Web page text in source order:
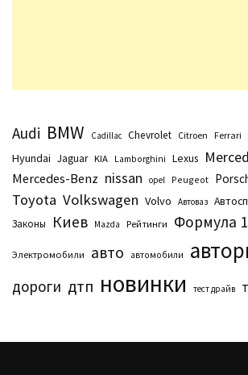
Audi BMW Cadillac Chevrolet Citroen Ferrari
Hyundai Jaguar KIA Lamborghini Lexus
Mercedes-Benz nissan opel Peugeot
Toyota Volkswagen Volvo Автоваз
Законы Киев Маzda Рейтинги Формула 1
Электромобили авто автомобили
дороги дтп новинки тест драйв